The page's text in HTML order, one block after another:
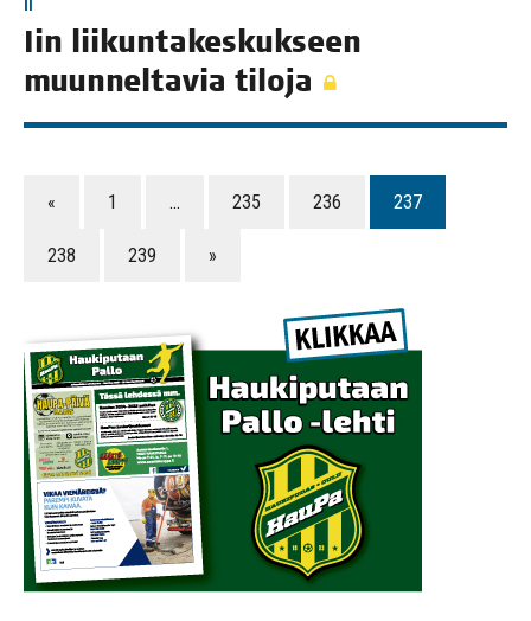
Iin lii­kun­ta­kes­kuk­seen
muun­nel­ta­via tiloja
« 1 … 235 236 237
238 239 »